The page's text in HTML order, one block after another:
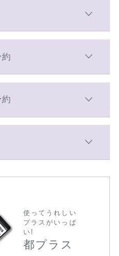
使ってうれしい
プラスがいっぱ
い!
都プラス